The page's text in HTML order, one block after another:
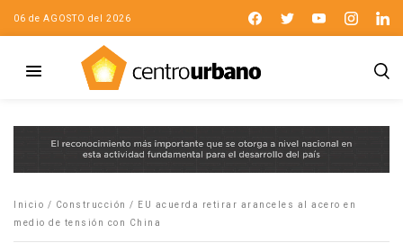
06 de AGOSTO del 2026
Inicio / Construcción /
EU acuerda retirar aranceles al acero en
medio de tensión con China